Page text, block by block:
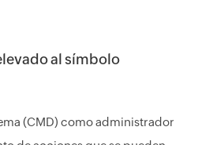
al símbolo
(CMD) como administrador